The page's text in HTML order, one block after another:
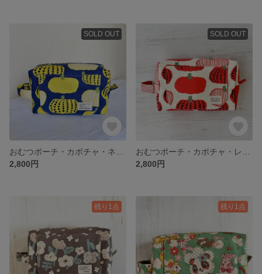
SOLD OUT
2,800円
SOLD OUT
2,800円
残り1点 残り1点